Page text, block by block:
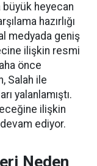
büyük heyecan
hazırlığı
medyada geniş
ilişkin resmi
önce
Salah ile
yalanlamıştı.
ilişkin
ediyor.
Neden